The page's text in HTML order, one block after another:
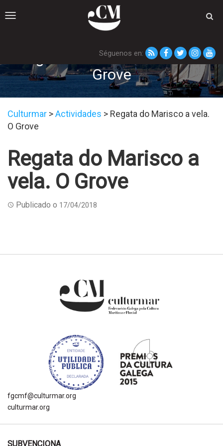
Toggle
Séguenos en:
Regata do Marisco a vela. O
Grove
Culturmar >Actividades > Regata do Marisco a vela.
O Grove
Regata do Marisco a
vela. O Grove
Publicado o 17/04/2018
fgcmf@culturmar.org
culturmar.org
SUBVENCIONA